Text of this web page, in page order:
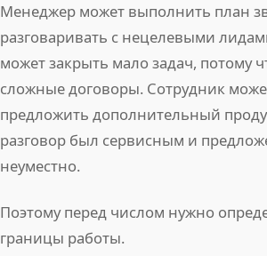
Менеджер может выполнить план
разговаривать с нецелевыми
может закрыть мало задач, потому
сложные договоры. Сотрудник
предложить дополнительный
разговор был сервисным и
неуместно.
Поэтому перед числом нужно
границы работы.